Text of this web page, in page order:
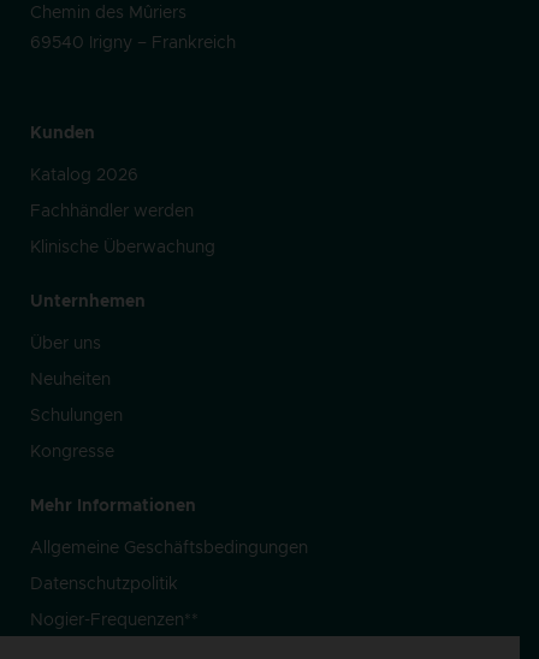
Chemin des Mûriers
69540 Irigny – Frankreich
Kunden
Katalog 2026
Fachhändler werden
Klinische Überwachung
Unternhemen
Über uns
Neuheiten
Schulungen
Kongresse
Mehr Informationen
Allgemeine Geschäftsbedingungen
Datenschutzpolitik
Nogier-Frequenzen**